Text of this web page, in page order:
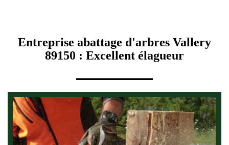
Entreprise abattage d'arbres Vallery
89150 : Excellent élagueur